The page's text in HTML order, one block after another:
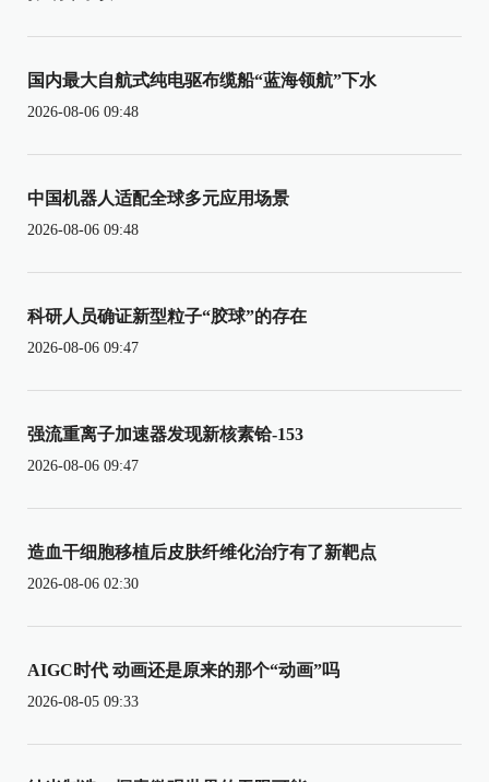
国内最大自航式纯电驱布缆船“蓝海领航”下水
2026-08-06 09:48
中国机器人适配全球多元应用场景
2026-08-06 09:48
科研人员确证新型粒子“胶球”的存在
2026-08-06 09:47
强流重离子加速器发现新核素铪-153
2026-08-06 09:47
造血干细胞移植后皮肤纤维化治疗有了新靶点
2026-08-06 02:30
AIGC时代 动画还是原来的那个“动画”吗
2026-08-05 09:33